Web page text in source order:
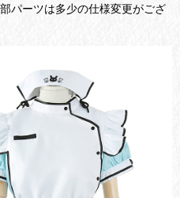
パーツは多少の仕様変更がござ